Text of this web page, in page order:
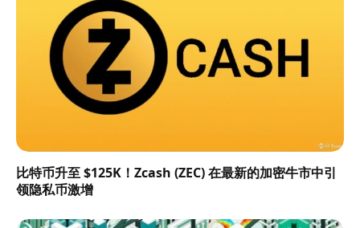
比特币升至 $125K！Zcash (ZEC) 在最新的加密牛市中引
领隐私币激增